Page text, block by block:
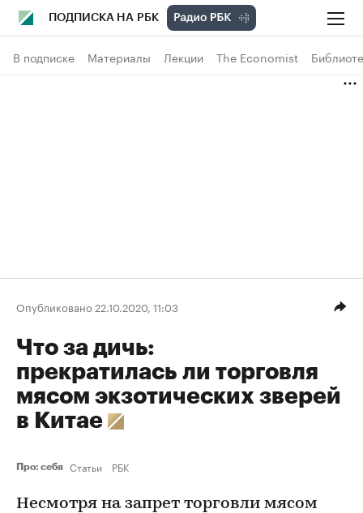
ПОДПИСКА НА РБК
В подписке Материалы Лекции The Economist
Опубликовано 22.10.2020, 11:03
Что за дичь:
прекратилась ли торговля
мясом экзотических зверей
в Китае
Про: себя Статьи РБК
Несмотря на запрет торговли мясом